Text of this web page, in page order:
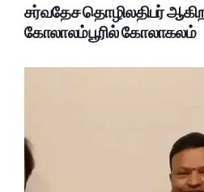
சர்வதேச தொழிலதிபர்
கோலாலம்பூரில் கோலாகலம்